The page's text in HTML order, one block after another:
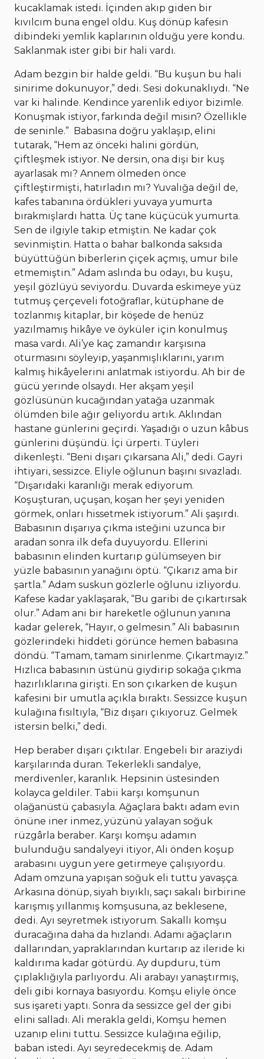
kucaklamak istedi. İçinden akıp giden bir
kıvılcım buna engel oldu. Kuş dönüp kafesin
dibindeki yemlik kaplarının olduğu yere kondu.
Saklanmak ister gibi bir hali vardı.
Adam bezgin bir halde geldi. “Bu kuşun bu hali
sinirime dokunuyor,” dedi. Sesi dokunaklıydı. “Ne
var ki halinde. Kendince yarenlik ediyor bizimle.
Konuşmak istiyor, farkında değil misin? Özellikle
de seninle.” Babasına doğru yaklaşıp, elini
tutarak, “Hem az önceki halini gördün,
çiftleşmek istiyor. Ne dersin, ona dişi bir kuş
ayarlasak mı? Annem ölmeden önce
çiftleştirmişti, hatırladın mı? Yuvalığa değil de,
kafes tabanına ördükleri yuvaya yumurta
bırakmışlardı hatta. Üç tane küçücük yumurta.
Sen de ilgiyle takip etmiştin. Ne kadar çok
sevinmiştin. Hatta o bahar balkonda saksıda
büyüttüğün biberlerin çiçek açmış, umur bile
etmemiştin.” Adam aslında bu odayı, bu kuşu,
yeşil gözlüyü seviyordu. Duvarda eskimeye yüz
tutmuş çerçeveli fotoğraflar, kütüphane de
tozlanmış kitaplar, bir köşede de henüz
yazılmamış hikâye ve öyküler için konulmuş
masa vardı. Ali’ye kaç zamandır karşısına
oturmasını söyleyip, yaşanmışlıklarını, yarım
kalmış hikâyelerini anlatmak istiyordu. Ah bir de
gücü yerinde olsaydı. Her akşam yeşil
gözlüsünün kucağından yatağa uzanmak
ölümden bile ağır geliyordu artık. Aklından
hastane günlerini geçirdi. Yaşadığı o uzun kâbus
günlerini düşündü. İçi ürperti. Tüyleri
dikenleşti. “Beni dışarı çıkarsana Ali,” dedi. Gayri
ihtiyari, sessizce. Eliyle oğlunun başını sıvazladı.
“Dışarıdaki karanlığı merak ediyorum.
Koşuşturan, uçuşan, koşan her şeyi yeniden
görmek, onları hissetmek istiyorum.” Ali şaşırdı.
Babasının dışarıya çıkma isteğini uzunca bir
aradan sonra ilk defa duyuyordu. Ellerini
babasının elinden kurtarıp gülümseyen bir
yüzle babasının yanağını öptü. “Çıkarız ama bir
şartla.” Adam suskun gözlerle oğlunu izliyordu.
Kafese kadar yaklaşarak, “Bu garibi de çıkartırsak
olur.” Adam ani bir hareketle oğlunun yanına
kadar gelerek, “Hayır, o gelmesin.” Ali babasının
gözlerindeki hiddeti görünce hemen babasına
döndü. “Tamam, tamam sinirlenme. Çıkartmayız.”
Hızlıca babasının üstünü giydirip sokağa çıkma
hazırlıklarına girişti. En son çıkarken de kuşun
kafesini bir umutla açıkla bıraktı. Sessizce kuşun
kulağına fısıltıyla, “Biz dışarı çıkıyoruz. Gelmek
istersin belki,” dedi.
Hep beraber dışarı çıktılar. Engebeli bir araziydi
karşılarında duran. Tekerlekli sandalye,
merdivenler, karanlık. Hepsinin üstesinden
kolayca geldiler. Tabii karşı komşunun
olağanüstü çabasıyla. Ağaçlara baktı adam evin
önüne iner inmez, yüzünü yalayan soğuk
rüzgârla beraber. Karşı komşu adamın
bulunduğu sandalyeyi itiyor, Ali önden koşup
arabasını uygun yere getirmeye çalışıyordu.
Adam omzuna yapışan soğuk eli tuttu yavaşça.
Arkasına dönüp, siyah bıyıklı, saçı sakalı birbirine
karışmış yıllanmış komşusuna, az beklesene,
dedi. Ayı seyretmek istiyorum. Sakallı komşu
duracağına daha da hızlandı. Adamı ağaçların
dallarından, yapraklarından kurtarıp az ileride ki
kaldırıma kadar götürdü. Ay dupduru, tüm
çıplaklığıyla parlıyordu. Ali arabayı yanaştırmış,
deli gibi kornaya basıyordu. Komşu eliyle önce
sus işareti yaptı. Sonra da sessizce gel der gibi
elini salladı. Ali merakla geldi, Komşu hemen
uzanıp elini tuttu. Sessizce kulağına eğilip,
baban istedi. Ayı seyredecekmiş de. Adam